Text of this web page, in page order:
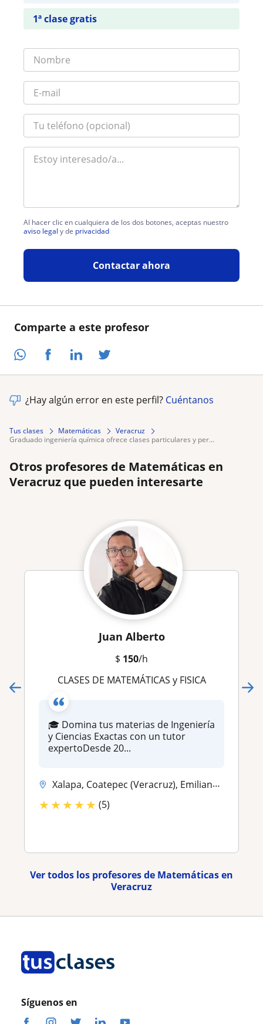
Comparte a este profesor
1ª clase gratis
Al hacer clic en cualquiera de los dos botones, aceptas nuestro
aviso legal y de privacidad
Contactar ahora
¿Hay algún error en este perfil? Cuéntanos
Tus clases Matemáticas
Veracruz
graduado ingeniería química ofrece clases particulares y per...
Otros profesores de Matemáticas en
Veracruz que pueden interesarte
Juan Alberto
$ 150/h
CLASES DE MATEMÁTICAS y FISICA
🎓 Domina tus materias de Ingeniería
y Ciencias Exactas con un tutor
expertoDesde 20...
Xalapa, Coatepec (Veracruz), Emiliano Zapata (Veracruz), Banderilla, Xico
★★★★★ (5)
Ver todos los profesores de Matemáticas en
Veracruz
Síguenos en